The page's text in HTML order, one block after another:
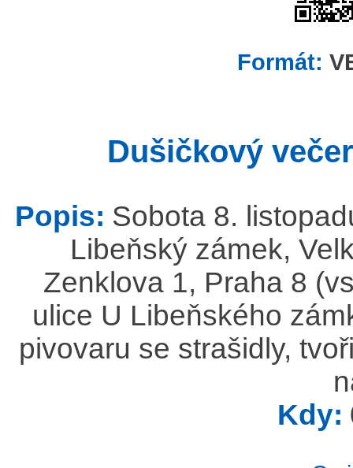
Formát:
Dušičkový
Popis: Sobota 8.
Libeňský zámek,
Zenklova 1, Praha 8
ulice U Libeňského
pivovaru se strašidly,
Kdy: